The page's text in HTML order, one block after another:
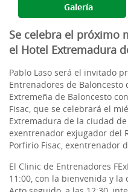
Galería
Se celebra el próximo
el Hotel Extremadura
Pablo Laso será el invitado
Entrenadores de Baloncesto
Extremeña de Baloncesto
Fisac, que se celebrará el
Extremadura de la ciudad
exentrenador exjugador del
Porfirio Fisac, exentrenador
El Clinic de Entrenadores
11:00, con la bienvenida y la